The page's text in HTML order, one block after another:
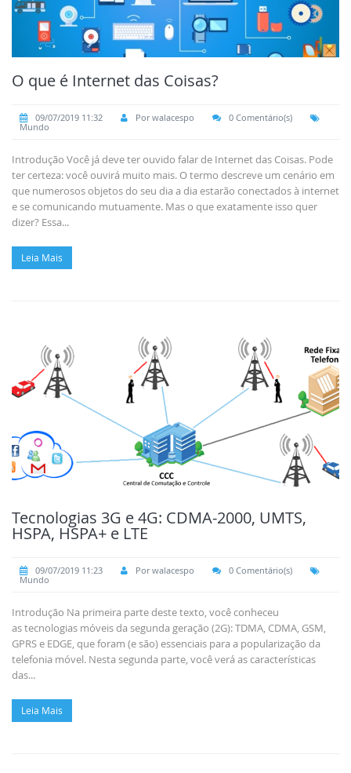
O que é Internet das Coisas?
09/07/2019 11:32 Por walacespo
0 Comentário(s)
Mundo
Introdução Você já deve ter ouvido falar de Internet das Coisas. Pode
ter certeza: você ouvirá muito mais. O termo descreve um cenário em
que numerosos objetos do seu dia a dia estarão conectados à internet
e se comunicando mutuamente. Mas o que exatamente isso quer
dizer? Essa...
Leia Mais
Tecnologias 3G e 4G: CDMA-2000, UMTS,
HSPA, HSPA+ e LTE
09/07/2019 11:23 Por walacespo
0 Comentário(s)
Mundo
Introdução Na primeira parte deste texto, você conheceu
as tecnologias móveis da segunda geração (2G): TDMA, CDMA, GSM,
GPRS e EDGE, que foram (e são) essenciais para a popularização da
telefonia móvel. Nesta segunda parte, você verá as características
das...
Leia Mais